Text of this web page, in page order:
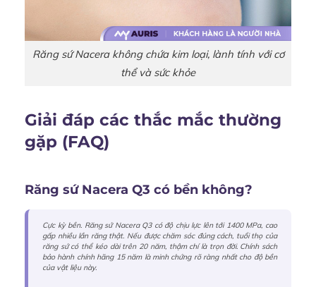
Răng sứ Nacera không chứa kim loại, lành tính với cơ
thể và sức khỏe
Giải đáp các thắc mắc thường
gặp (FAQ)
Răng sứ Nacera Q3 có bền không?
Cực kỳ bền. Răng sứ Nacera Q3 có độ chịu lực lên tới 1400 MPa, cao
gấp nhiều lần răng thật. Nếu được chăm sóc đúng cách, tuổi thọ của
răng sứ có thể kéo dài trên 20 năm, thậm chí là trọn đời. Chính sách
bảo hành chính hãng 15 năm là minh chứng rõ ràng nhất cho độ bền
của vật liệu này.